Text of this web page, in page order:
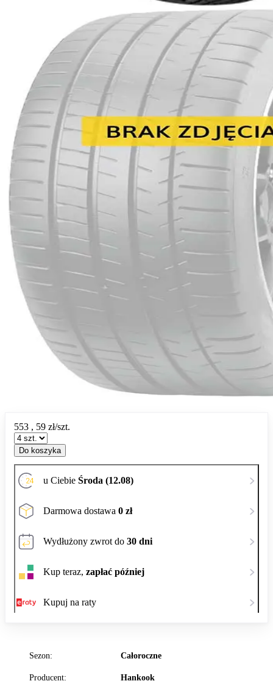
Sezon: Całoroczne
Producent: Hankook
553 , 59 zł/szt.
Do koszyka
u Ciebie Środa (12.08)
Darmowa dostawa 0 zł
Wydłużony zwrot do 30 dni
Kup teraz, zapłać później
Kupuj na raty